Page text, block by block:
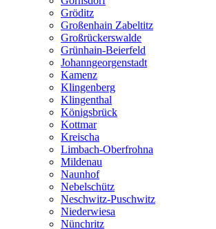
Gröditz
Großenhain Zabeltitz
Großrückerswalde
Grünhain-Beierfeld
Johanngeorgenstadt
Kamenz
Klingenberg
Klingenthal
Königsbrück
Kottmar
Kreischa
Limbach-Oberfrohna
Mildenau
Naunhof
Nebelschütz
Neschwitz-Puschwitz
Niederwiesa
Nünchritz